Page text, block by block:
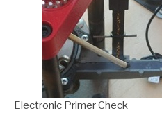
Electronic Primer Check